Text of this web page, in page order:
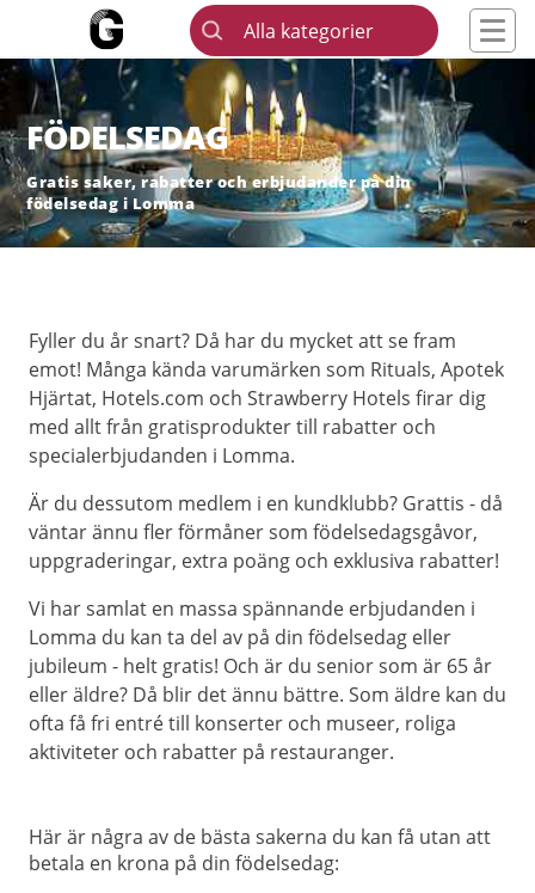
Alla kategorier
FÖDELSEDAG
Gratis saker, rabatter och erbjudander på din
födelsedag i Lomma
Fyller du år snart? Då har du mycket att se fram
emot! Många kända varumärken som Rituals, Apotek
Hjärtat, Hotels.com och Strawberry Hotels firar dig
med allt från gratisprodukter till rabatter och
specialerbjudanden i Lomma.
Är du dessutom medlem i en kundklubb? Grattis - då
väntar ännu fler förmåner som födelsedagsgåvor,
uppgraderingar, extra poäng och exklusiva rabatter!
Vi har samlat en massa spännande erbjudanden i
Lomma du kan ta del av på din födelsedag eller
jubileum - helt gratis! Och är du senior som är 65 år
eller äldre? Då blir det ännu bättre. Som äldre kan du
ofta få fri entré till konserter och museer, roliga
aktiviteter och rabatter på restauranger.
Här är några av de bästa sakerna du kan få utan att
betala en krona på din födelsedag: